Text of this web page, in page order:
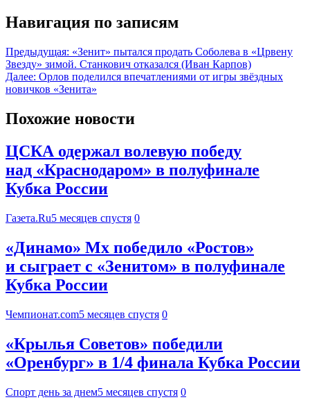
Навигация по записям
Предыдущая: «Зенит» пытался продать Соболева в «Црвену
Звезду» зимой. Станкович отказался (Иван Карпов)
Далее: Орлов поделился впечатлениями от игры звёздных
новичков «Зенита»
Похожие новости
ЦСКА одержал волевую победу
над «Краснодаром» в полуфинале
Кубка России
Газета.Ru5 месяцев спустя 0
«Динамо» Мх победило «Ростов»
и сыграет с «Зенитом» в полуфинале
Кубка России
Чемпионат.com5 месяцев спустя 0
«Крылья Советов» победили
«Оренбург» в 1/4 финала Кубка России
Спорт день за днем5 месяцев спустя 0